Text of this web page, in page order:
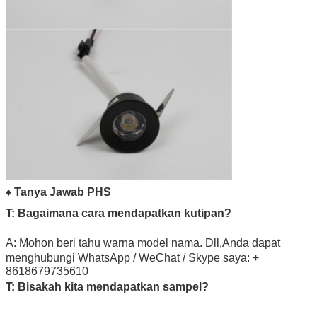
♦ Tanya Jawab PHS
T: Bagaimana cara mendapatkan kutipan?
A: Mohon beri tahu warna model nama. Dll,Anda dapat
menghubungi WhatsApp / WeChat / Skype saya: +
8618679735610
T: Bisakah kita mendapatkan sampel?